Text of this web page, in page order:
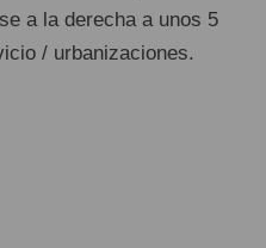
a la derecha a unos 5
/ urbanizaciones.